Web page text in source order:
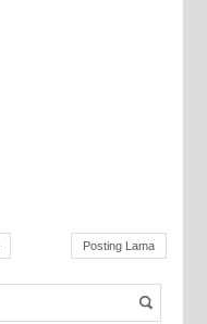
Posting Lama